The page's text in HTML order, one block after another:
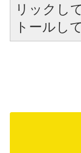
リックし
トールし